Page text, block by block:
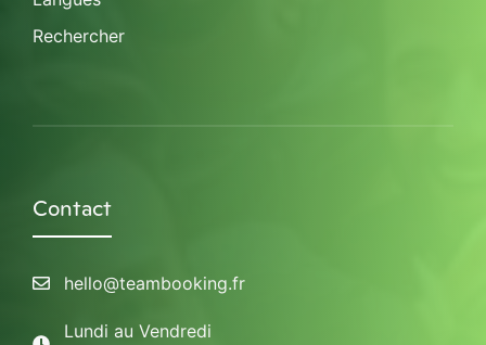
Rechercher
Contact
hello@teambooking.fr
Lundi au Vendredi